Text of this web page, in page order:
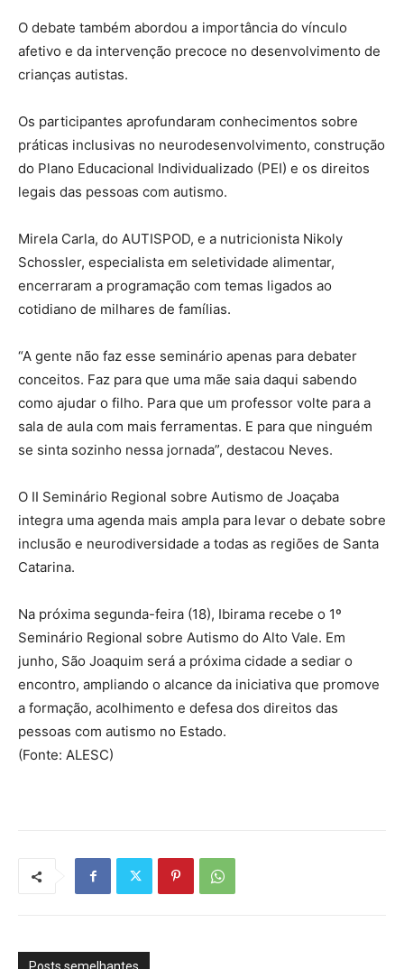
O debate também abordou a importância do vínculo
afetivo e da intervenção precoce no desenvolvimento de
crianças autistas.
Os participantes aprofundaram conhecimentos sobre
práticas inclusivas no neurodesenvolvimento, construção
do Plano Educacional Individualizado (PEI) e os direitos
legais das pessoas com autismo.
Mirela Carla, do AUTISPOD, e a nutricionista Nikoly
Schossler, especialista em seletividade alimentar,
encerraram a programação com temas ligados ao
cotidiano de milhares de famílias.
“A gente não faz esse seminário apenas para debater
conceitos. Faz para que uma mãe saia daqui sabendo
como ajudar o filho. Para que um professor volte para a
sala de aula com mais ferramentas. E para que ninguém
se sinta sozinho nessa jornada”, destacou Neves.
O II Seminário Regional sobre Autismo de Joaçaba
integra uma agenda mais ampla para levar o debate sobre
inclusão e neurodiversidade a todas as regiões de Santa
Catarina.
Na próxima segunda-feira (18), Ibirama recebe o 1º
Seminário Regional sobre Autismo do Alto Vale. Em
junho, São Joaquim será a próxima cidade a sediar o
encontro, ampliando o alcance da iniciativa que promove
a formação, acolhimento e defesa dos direitos das
pessoas com autismo no Estado.
(Fonte: ALESC)